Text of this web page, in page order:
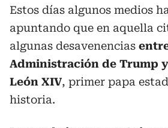
Estos días algunos medios
apuntando que en aquella
algunas desavenencias
Administración de Trump
León XIV, primer papa
historia.